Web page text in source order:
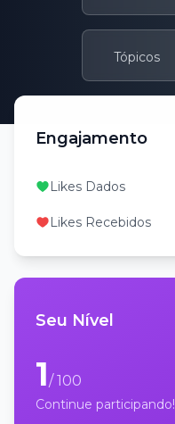
Tópicos
Engajamento
Likes Dados
Likes Recebidos
Seu Nível
1/ 100
Continue participando!